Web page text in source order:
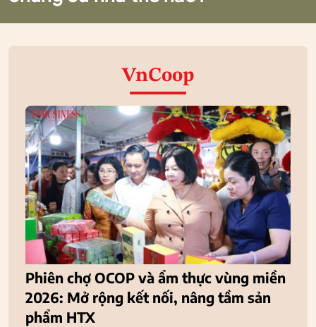
VnCoop
Phiên chợ OCOP và ẩm thực vùng miền
2026: Mở rộng kết nối, nâng tầm sản
phẩm HTX